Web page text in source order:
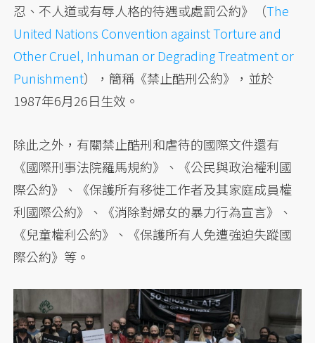
忍、不人道或有辱人格的待遇或處罰公約》（The
United Nations Convention against Torture and
Other Cruel, Inhuman or Degrading Treatment or
Punishment），簡稱《禁止酷刑公約》，並於
1987年6月26日生效。
除此之外，有關禁止酷刑和虐待的國際文件還有
《國際刑事法院羅馬規約》、《公民與政治權利國
際公約》、《保護所有移徙工作者及其家庭成員權
利國際公約》、《消除對婦女的暴力行為宣言》、
《兒童權利公約》、《保護所有人免遭強迫失蹤國
際公約》等。